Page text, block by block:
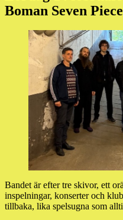
Boman Seven
Bandet är efter tre skivor, ett
inspelningar, konserter och
tillbaka, lika spelsugna som